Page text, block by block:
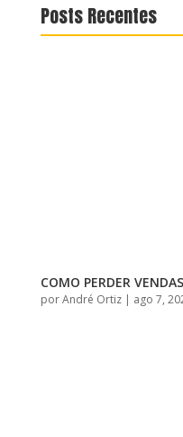
Posts Recentes
COMO PERDER
porAndré Ortiz| ago 7,